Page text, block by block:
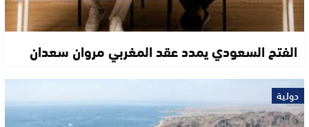
الفتح السعودي يمدد عقد المغربي مروان سعدان
دولية